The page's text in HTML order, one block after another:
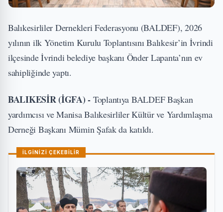
Balıkesirliler Dernekleri Federasyonu (BALDEF), 2026
yılının ilk Yönetim Kurulu Toplantısını Balıkesir’in İvrindi
ilçesinde İvrindi belediye başkanı Önder Lapanta’nın ev
sahipliğinde yaptı.
BALIKESİR (İGFA) - Toplantıya BALDEF Başkan
yardımcısı ve Manisa Balıkesirliler Kültür ve Yardımlaşma
Derneği Başkanı Mümin Şafak da katıldı.
İLGİNİZİ ÇEKEBİLİR